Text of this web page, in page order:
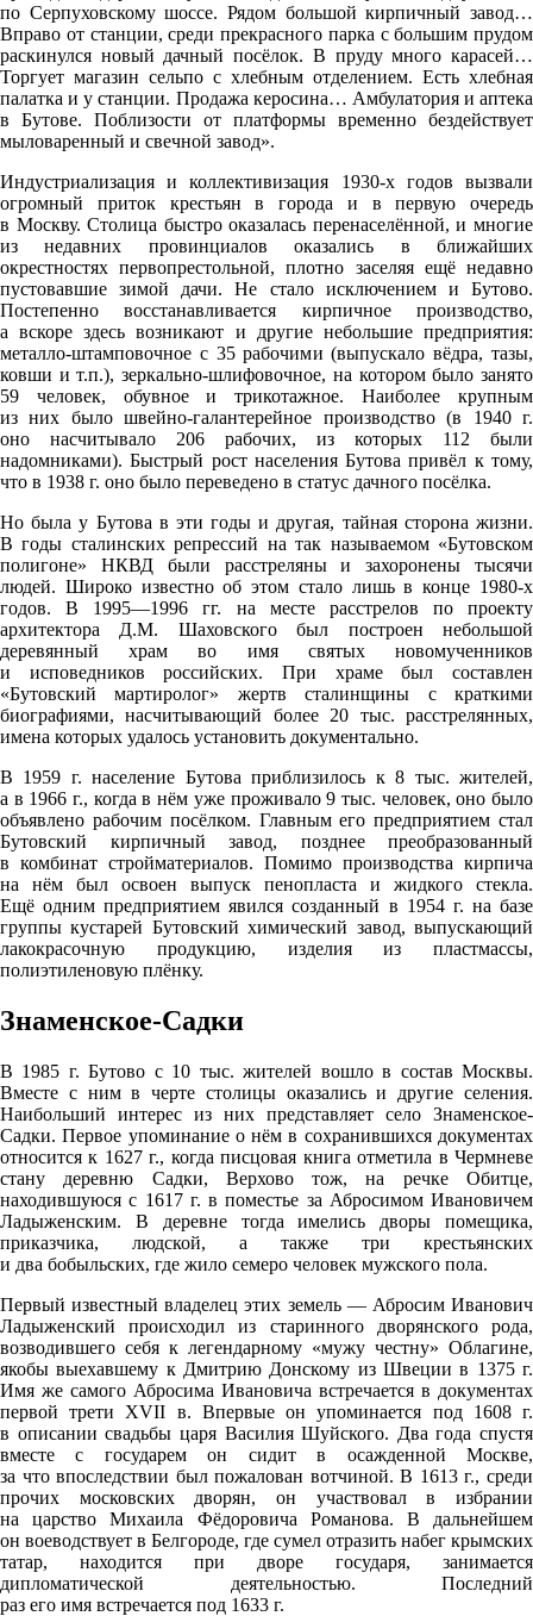
по Серпуховскому шоссе. Рядом большой кирпичный завод…
Вправо от станции, среди прекрасного парка с большим прудом
раскинулся новый дачный посёлок. В пруду много карасей…
Торгует магазин сельпо с хлебным отделением. Есть хлебная
палатка и у станции. Продажа керосина… Амбулатория и аптека
в Бутове. Поблизости от платформы временно бездействует
мыловаренный и свечной завод».
Индустриализация и коллективизация 1930-х годов вызвали
огромный приток крестьян в города и в первую очередь
в Москву. Столица быстро оказалась перенаселённой, и многие
из недавних провинциалов оказались в ближайших
окрестностях первопрестольной, плотно заселяя ещё недавно
пустовавшие зимой дачи. Не стало исключением и Бутово.
Постепенно восстанавливается кирпичное производство,
а вскоре здесь возникают и другие небольшие предприятия:
металло-штамповочное с 35 рабочими (выпускало вёдра, тазы,
ковши и т.п.), зеркально-шлифовочное, на котором было занято
59 человек, обувное и трикотажное. Наиболее крупным
из них было швейно-галантерейное производство (в 1940 г.
оно насчитывало 206 рабочих, из которых 112 были
надомниками). Быстрый рост населения Бутова привёл к тому,
что в 1938 г. оно было переведено в статус дачного посёлка.
Но была у Бутова в эти годы и другая, тайная сторона жизни.
В годы сталинских репрессий на так называемом «Бутовском
полигоне» НКВД были расстреляны и захоронены тысячи
людей. Широко известно об этом стало лишь в конце 1980-х
годов. В 1995—1996 гг. на месте расстрелов по проекту
архитектора Д.М. Шаховского был построен небольшой
деревянный храм во имя святых новомученников
и исповедников российских. При храме был составлен
«Бутовский мартиролог» жертв сталинщины с краткими
биографиями, насчитывающий более 20 тыс. расстрелянных,
имена которых удалось установить документально.
В 1959 г. население Бутова приблизилось к 8 тыс. жителей,
а в 1966 г., когда в нём уже проживало 9 тыс. человек, оно было
объявлено рабочим посёлком. Главным его предприятием стал
Бутовский кирпичный завод, позднее преобразованный
в комбинат стройматериалов. Помимо производства кирпича
на нём был освоен выпуск пенопласта и жидкого стекла.
Ещё одним предприятием явился созданный в 1954 г. на базе
группы кустарей Бутовский химический завод, выпускающий
лакокрасочную продукцию, изделия из пластмассы,
полиэтиленовую плёнку.
Знаменское-Садки
В 1985 г. Бутово с 10 тыс. жителей вошло в состав Москвы.
Вместе с ним в черте столицы оказались и другие селения.
Наибольший интерес из них представляет село Знаменское-
Садки. Первое упоминание о нём в сохранившихся документах
относится к 1627 г., когда писцовая книга отметила в Чермневе
стану деревню Садки, Верхово тож, на речке Обитце,
находившуюся с 1617 г. в поместье за Абросимом Ивановичем
Ладыженским. В деревне тогда имелись дворы помещика,
приказчика, людской, а также три крестьянских
и два бобыльских, где жило семеро человек мужского пола.
Первый известный владелец этих земель — Абросим Иванович
Ладыженский происходил из старинного дворянского рода,
возводившего себя к легендарному «мужу честну» Облагине,
якобы выехавшему к Дмитрию Донскому из Швеции в 1375 г.
Имя же самого Абросима Ивановича встречается в документах
первой трети XVII в. Впервые он упоминается под 1608 г.
в описании свадьбы царя Василия Шуйского. Два года спустя
вместе с государем он сидит в осажденной Москве,
за что впоследствии был пожалован вотчиной. В 1613 г., среди
прочих московских дворян, он участвовал в избрании
на царство Михаила Фёдоровича Романова. В дальнейшем
он воеводствует в Белгороде, где сумел отразить набег крымских
татар, находится при дворе государя, занимается
дипломатической деятельностью. Последний
раз его имя встречается под 1633 г.